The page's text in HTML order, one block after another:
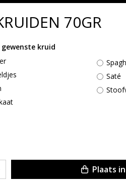
70GR
gewenste kruid
Saté
Plaats